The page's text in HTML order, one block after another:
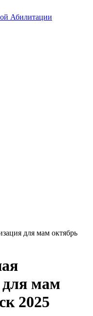
Абилитации
для мам октябрь
для мам
2025